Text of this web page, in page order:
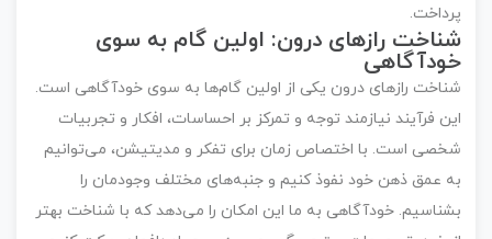
پرداخت.
شناخت رازهای درون: اولین گام به سوی
خودآگاهی
شناخت رازهای درون یکی از اولین گام‌ها به سوی خودآگاهی است.
این فرآیند نیازمند توجه و تمرکز بر احساسات، افکار و تجربیات
شخصی است. با اختصاص زمان برای تفکر و مدیتیشن، می‌توانیم
به عمق ذهن خود نفوذ کنیم و جنبه‌های مختلف وجودمان را
بشناسیم. خودآگاهی به ما این امکان را می‌دهد که با شناخت بهتر